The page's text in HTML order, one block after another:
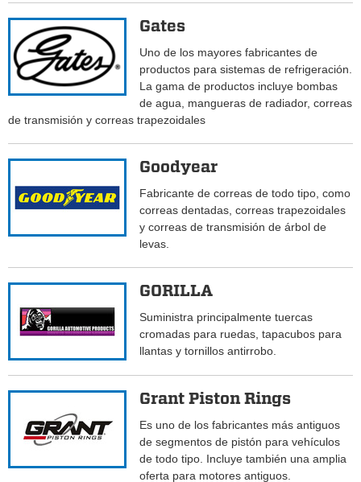
Gates
Uno de los mayores fabricantes de
productos para sistemas de refrigeración.
La gama de productos incluye bombas
de agua, mangueras de radiador, correas
de transmisión y correas trapezoidales
Goodyear
Fabricante de correas de todo tipo, como
correas dentadas, correas trapezoidales
y correas de transmisión de árbol de
levas.
GORILLA
Suministra principalmente tuercas
cromadas para ruedas, tapacubos para
llantas y tornillos antirrobo.
Grant Piston Rings
Es uno de los fabricantes más antiguos
de segmentos de pistón para vehículos
de todo tipo. Incluye también una amplia
oferta para motores antiguos.